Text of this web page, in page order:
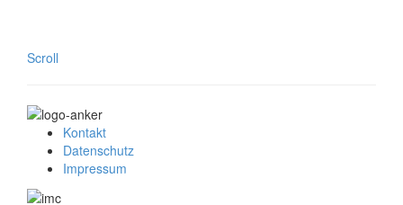
Scroll
Kontakt
Datenschutz
Impressum